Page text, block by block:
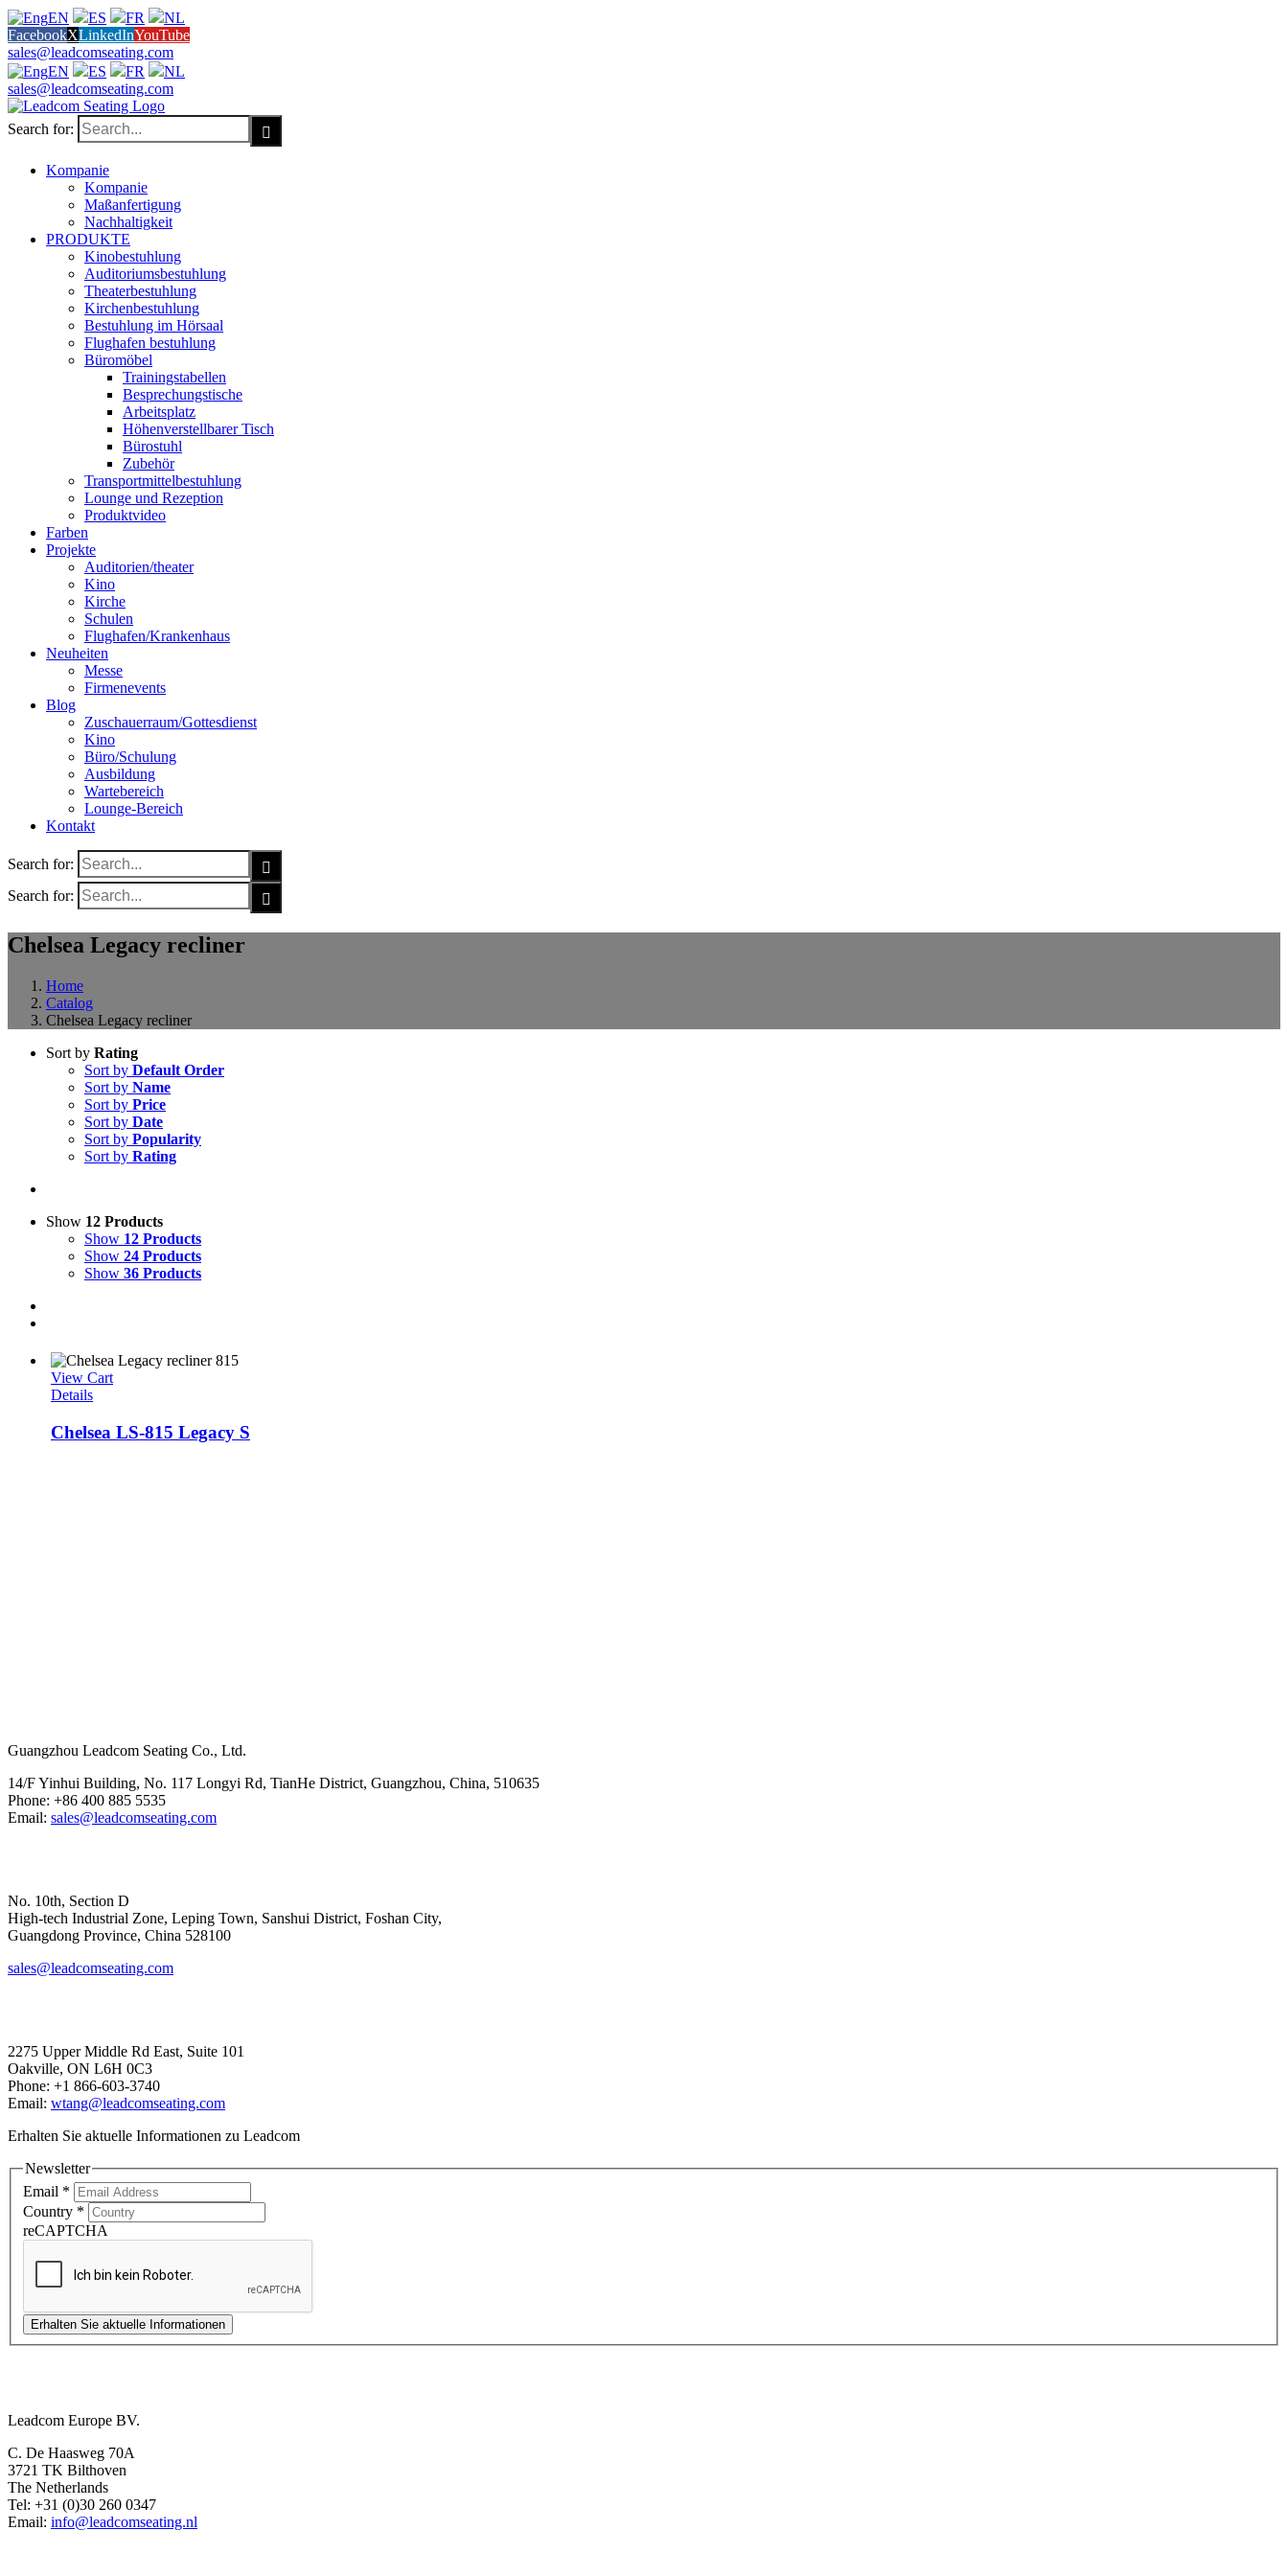
EN ES FR
NL
FacebookXLinkedInYouTube
sales@leadcomseating.com
EN
ES FR
NL
sales@leadcomseating.com
Search for:
Kompanie
Kompanie
Maßanfertigung
Nachhaltigkeit
PRODUKTE
Kinobestuhlung
Auditoriumsbestuhlung
Theaterbestuhlung
Kirchenbestuhlung
Bestuhlung im Hörsaal
Flughafen bestuhlung
Büromöbel
Trainingstabellen
Besprechungstische
Arbeitsplatz
Höhenverstellbarer Tisch
Bürostuhl
Zubehör
Transportmittelbestuhlung
Lounge und Rezeption
Produktvideo
Farben
Projekte
Auditorien/theater
Kino
Kirche
Schulen
Flughafen/Krankenhaus
Neuheiten
Messe
Firmenevents
Blog
Zuschauerraum/Gottesdienst
Kino
Büro/Schulung
Ausbildung
Wartebereich
Lounge-Bereich
Kontakt
Search for:
Search for:
Chelsea Legacy recliner
Home
Catalog
Chelsea Legacy recliner
Sort by Rating
Sort by Default Order
Sort by Name
Sort by Price
Sort by Date
Sort by Popularity
Sort by Rating
Show 12 Products
Show 12 Products
Show 24 Products
Show 36 Products
View Cart
Details
Chelsea LS-815 Legacy S
Guangzhou Leadcom Seating Co., Ltd.
14/F Yinhui Building, No. 117 Longyi Rd, TianHe District, Guangzhou, China, 510635
Phone: +86 400 885 5535
Email: sales@leadcomseating.com
No. 10th, Section D
High-tech Industrial Zone, Leping Town, Sanshui District, Foshan City,
​​​​​​​Guangdong Province, China 528100
sales@leadcomseating.com
2275 Upper Middle Rd East, Suite 101
Oakville, ON L6H 0C3
Phone: +1 866-603-3740
Email: wtang@leadcomseating.com
Erhalten Sie aktuelle Informationen zu Leadcom
Newsletter
Email *
Country *
reCAPTCHA
Erhalten Sie aktuelle Informationen
Leadcom Europe BV.
C. De Haasweg 70A
3721 TK Bilthoven
The Netherlands
Tel: +31 (0)30 260 0347
Email: info@leadcomseating.nl